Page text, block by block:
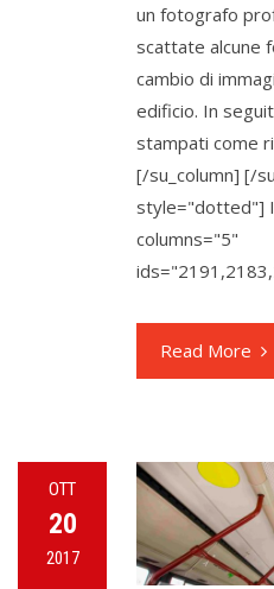
un fotografo
scattate alcune
cambio di
edificio. In
stampati come
[/su_column] [/
style="dotted"]
columns="5"
Read More
OTT
20
2017